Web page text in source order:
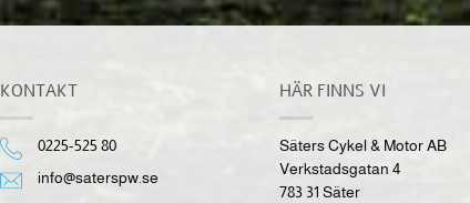
KONTAKT
0225-525 80
info@saterspw.se
HÄR FINNS VI
Säters Cykel & Motor AB
Verkstadsgatan 4
783 31 Säter